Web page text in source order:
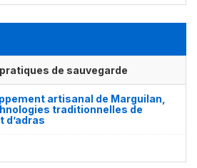
de sauvegarde
artisanal de Marguilan,
traditionnelles de
d’adras